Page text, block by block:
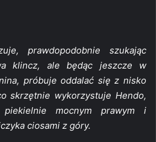
prawdopodobnie szukając
klincz, ale będąc jeszcze w
próbuje oddalać się z nisko
skrzętnie wykorzystuje Hendo,
mocnym prawym i
ciosami z góry.